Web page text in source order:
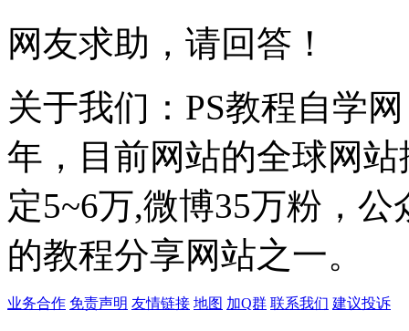
网友求助，请回答！
关于我们：PS教程自学
年，目前网站的全球网
定5~6万,微博35万粉，
的教程分享网站之一。
业务合作 免责声明 友情链接 地图 加Q群 联系我们 建议投诉